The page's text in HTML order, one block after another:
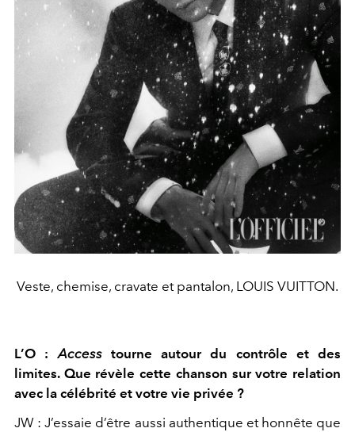
Veste, chemise, cravate et pantalon, LOUIS VUITTON.
L’O :Accesstourne autour du contrôle et des
limites. Que révèle cette chanson sur votre relation
avec la célébrité et votre vie privée ?
JW : J’essaie d’être aussi authentique et honnête que